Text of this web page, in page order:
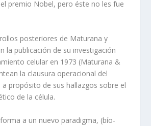
premio Nobel, pero éste no les fue
posteriores de Maturana y
la publicación de su investigación
celular en 1973 (Maturana &
la clausura operacional del
propósito de sus hallazgos sobre el
de la célula.
a un nuevo paradigma, (bío-